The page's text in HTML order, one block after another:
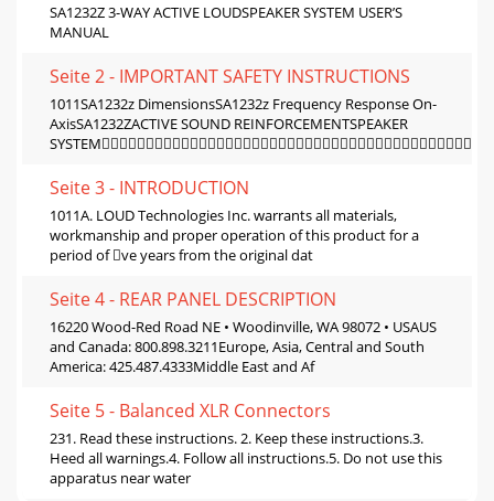
SA1232Z 3-WAY ACTIVE LOUDSPEAKER SYSTEM USER’S
MANUAL
Seite 2 - IMPORTANT SAFETY INSTRUCTIONS
1011SA1232z DimensionsSA1232z Frequency Response On-
AxisSA1232ZACTIVE SOUND REINFORCEMENTSPEAKER
Seite 3 - INTRODUCTION
1011A. LOUD Technologies Inc. warrants all materials,
workmanship and proper operation of this product for a
period of ve years from the original dat
Seite 4 - REAR PANEL DESCRIPTION
16220 Wood-Red Road NE • Woodinville, WA 98072 • USAUS
and Canada: 800.898.3211Europe, Asia, Central and South
America: 425.487.4333Middle East and Af
Seite 5 - Balanced XLR Connectors
231. Read these instructions. 2. Keep these instructions.3.
Heed all warnings.4. Follow all instructions.5. Do not use this
apparatus near water